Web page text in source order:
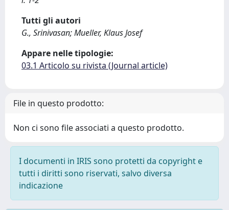
Tutti gli autori
G., Srinivasan; Mueller, Klaus Josef
Appare nelle tipologie:
03.1 Articolo su rivista (Journal article)
File in questo prodotto:
Non ci sono file associati a questo prodotto.
I documenti in IRIS sono protetti da copyright e
tutti i diritti sono riservati, salvo diversa
indicazione